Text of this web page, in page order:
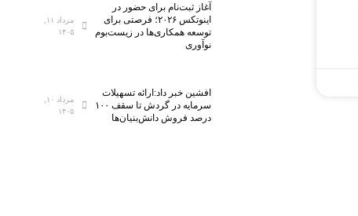
آغاز ثبت‌نام برای حضور در
اینوتکس ۲۰۲۶؛ فرصتی برای
توسعه همکاری‌ها در زیست‌بوم
نوآوری
۱۴۰۵
افشین خبر داد:ارائه تسهیلات
سرمایه در گردش تا سقف ۱۰۰
درصد فروش دانش‌بنیان‌ها
۱۴۰۵